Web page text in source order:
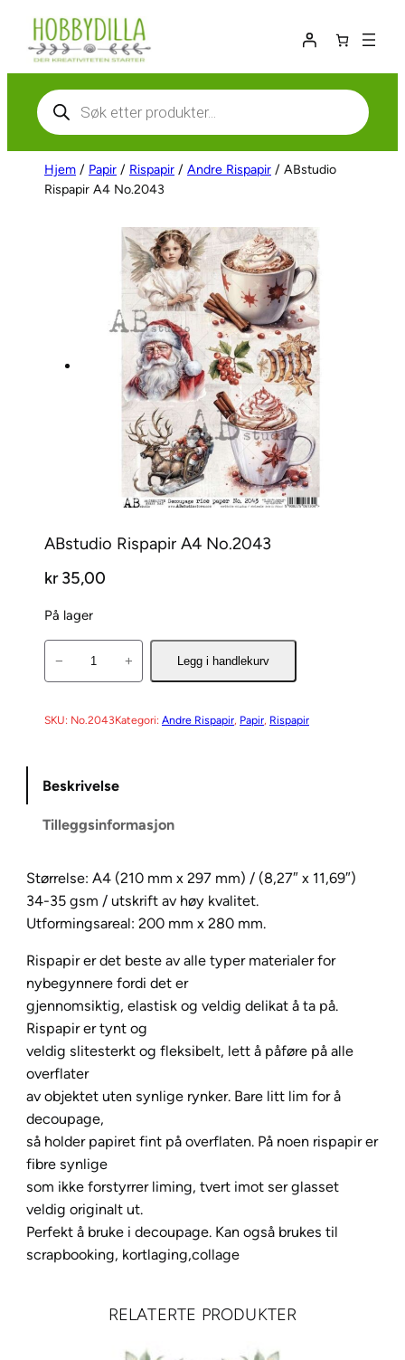
Hopp
innhold
Products
search
Hjem / Papir / Rispapir / Andre Rispapir / ABstudio
Rispapir A4 No.2043
ABstudio Rispapir A4 No.2043
kr35,00
På lager
t
i
R
s
p
a
i
r
A
4
N
o
.
2
0
4
3
a
n
t
− + Legg i handlekurv
SKU: No.2043Kategori: Andre Rispapir, Papir, Rispapir
Beskrivelse
Tilleggsinformasjon
Størrelse: A4 (210 mm x 297 mm) / (8,27″ x 11,69″)
34-35 gsm / utskrift av høy kvalitet.
Utformingsareal: 200 mm x 280 mm.
Rispapir er det beste av alle typer materialer for
nybegynnere fordi det er
gjennomsiktig, elastisk og veldig delikat å ta på.
Rispapir er tynt og
veldig slitesterkt og fleksibelt, lett å påføre på alle
overflater
av objektet uten synlige rynker. Bare litt lim for å
decoupage,
så holder papiret fint på overflaten. På noen rispapir er
fibre synlige
som ikke forstyrrer liming, tvert imot ser glasset
veldig originalt ut.
Perfekt å bruke i decoupage. Kan også brukes til
scrapbooking, kortlaging,collage
RELATERTE PRODUKTER